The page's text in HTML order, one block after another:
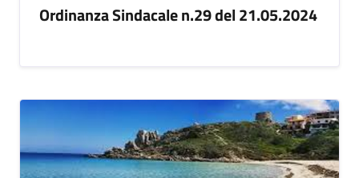
Ordinanza Sindacale n.29 del 21.05.2024